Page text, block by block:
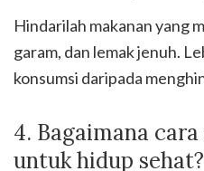
Hindarilah makanan yang
garam, dan lemak jenuh.
konsumsi daripada
4. Bagaimana
untuk hidup sehat?